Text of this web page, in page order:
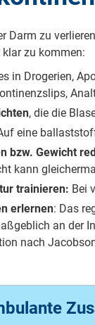
Darm zu
zu kommen:
in Drogerien,
, die die
eine
bzw. Gewicht
kann
trainieren: Bei
erlernen: Das
an der
nach